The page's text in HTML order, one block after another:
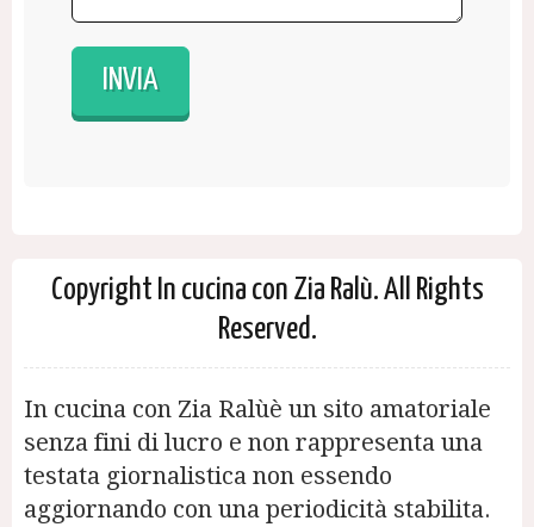
Copyright In cucina con Zia Ralù. All Rights
Reserved.
In cucina con Zia Ralùè un sito amatoriale
senza fini di lucro e non rappresenta una
testata giornalistica non essendo
aggiornando con una periodicità stabilita.